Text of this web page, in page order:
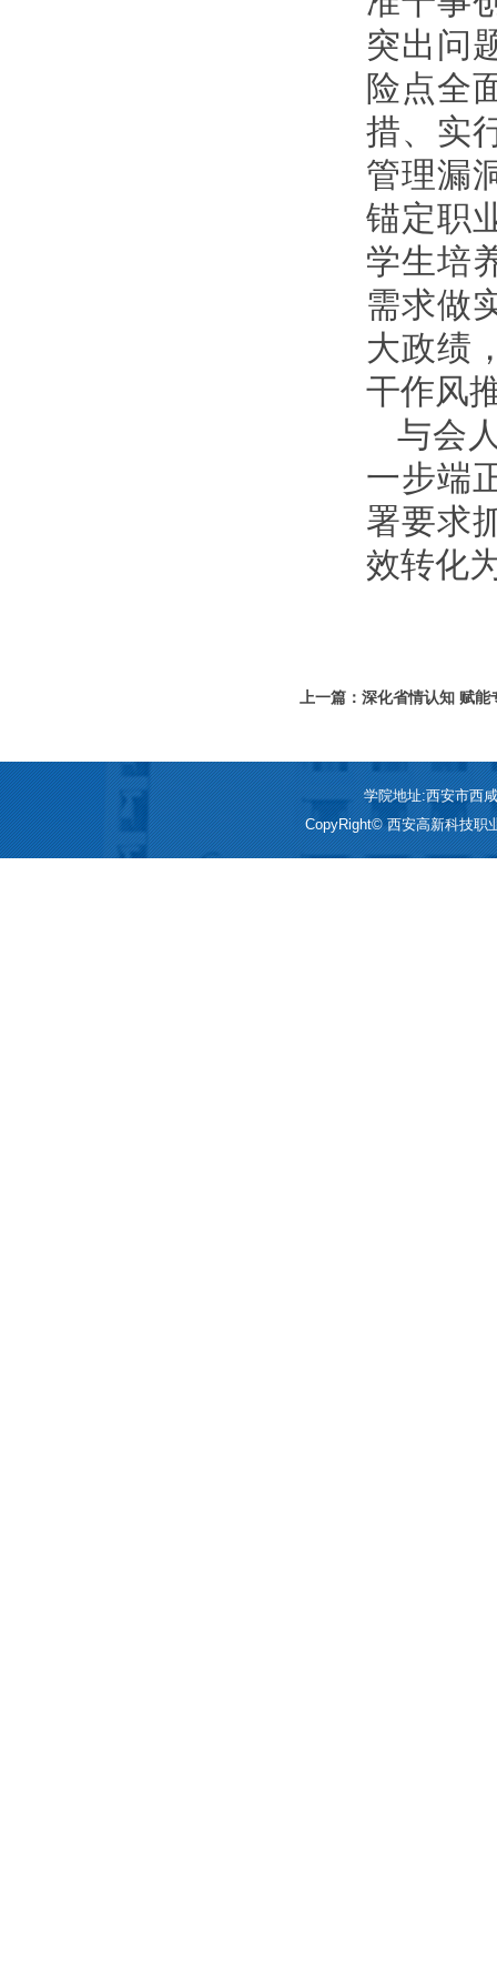
突出问
险点全
措、实
管理漏
锚定职
学生培
需求做
大政绩
干作风
与会
一步端
署要求
效转化
上一篇：深化省情认知 赋
学院地址:西安市西
CopyRight© 西安高新科技职